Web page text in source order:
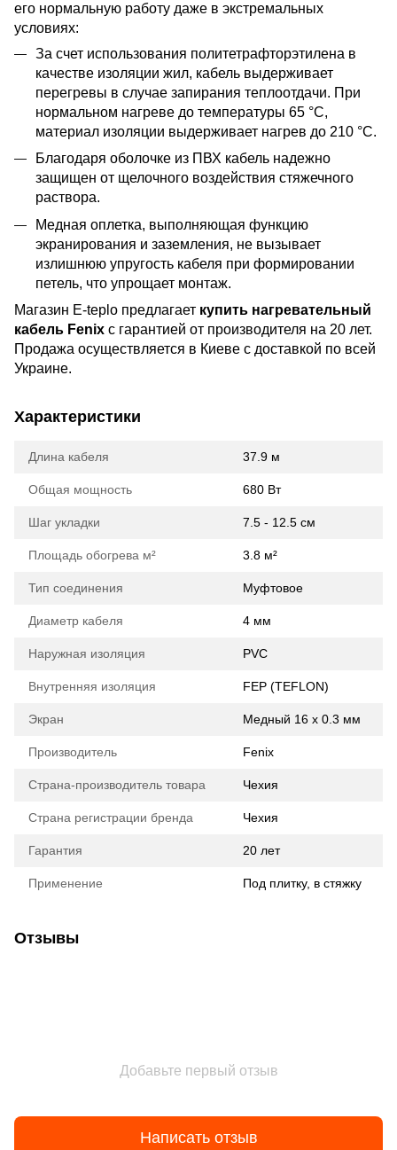
его нормальную работу даже в экстремальных
условиях:
За счет использования политетрафторэтилена в
качестве изоляции жил, кабель выдерживает
перегревы в случае запирания теплоотдачи. При
нормальном нагреве до температуры 65 °C,
материал изоляции выдерживает нагрев до 210 °C.
Благодаря оболочке из ПВХ кабель надежно
защищен от щелочного воздействия стяжечного
раствора.
Медная оплетка, выполняющая функцию
экранирования и заземления, не вызывает
излишнюю упругость кабеля при формировании
петель, что упрощает монтаж.
Магазин E-teplo предлагает купить нагревательный
кабель Fenix с гарантией от производителя на 20 лет.
Продажа осуществляется в Киеве с доставкой по всей
Украине.
Характеристики
Длина кабеля 37.9 м
Общая мощность 680 Вт
Шаг укладки 7.5 - 12.5 см
Площадь обогрева м² 3.8 м²
Тип соединения Муфтовое
Диаметр кабеля 4 мм
Наружная изоляция PVC
Внутренняя изоляция FEP (TEFLON)
Экран Медный 16 х 0.3 мм
Производитель Fenix
Страна-производитель товара Чехия
Страна регистрации бренда Чехия
Гарантия 20 лет
Применение Под плитку, в стяжку
Отзывы
Добавьте первый отзыв
Написать отзыв